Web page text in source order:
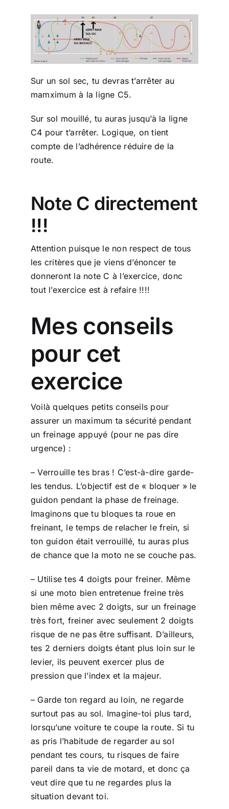
Sur un sol sec, tu devras t’arrêter au
mamximum à la ligne C5.
Sur sol mouillé, tu auras jusqu’à la ligne
C4 pour t’arrêter. Logique, on tient
compte de l’adhérence réduire de la
route.
Note C directement
!!!
Attention puisque le non respect de tous
les critères que je viens d’énoncer te
donneront la note C à l’exercice, donc
tout l’exercice est à refaire !!!!
Mes conseils
pour cet
exercice
Voilà quelques petits conseils pour
assurer un maximum ta sécurité pendant
un freinage appuyé (pour ne pas dire
urgence) :
– Verrouille tes bras ! C’est-à-dire garde-
les tendus. L’objectif est de « bloquer » le
guidon pendant la phase de freinage.
Imaginons que tu bloques ta roue en
freinant, le temps de relacher le frein, si
ton guidon était verrouillé, tu auras plus
de chance que la moto ne se couche pas.
– Utilise tes 4 doigts pour freiner. Même
si une moto bien entretenue freine très
bien même avec 2 doigts, sur un freinage
très fort, freiner avec seulement 2 doigts
risque de ne pas être suffisant. D’ailleurs,
tes 2 derniers doigts étant plus loin sur le
levier, ils peuvent exercer plus de
pression que l’index et la majeur.
– Garde ton regard au loin, ne regarde
surtout pas au sol. Imagine-toi plus tard,
lorsqu’une voiture te coupe la route. Si tu
as pris l’habitude de regarder au sol
pendant tes cours, tu risques de faire
pareil dans ta vie de motard, et donc ça
veut dire que tu ne regardes plus la
situation devant toi.